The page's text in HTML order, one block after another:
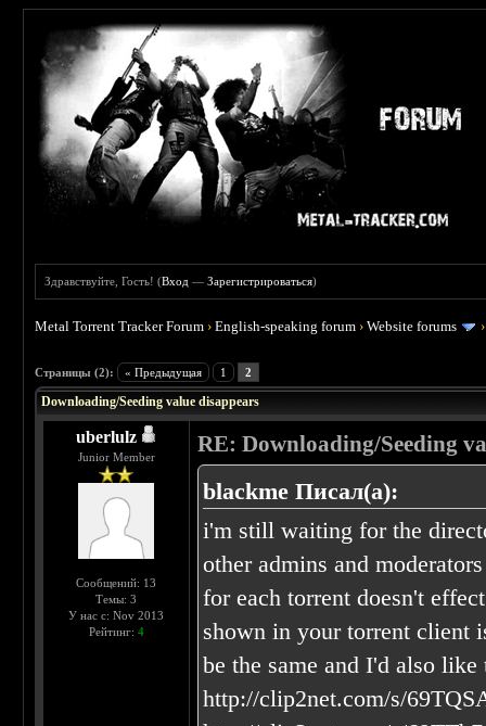
Здравствуйте, Гость! (Вход —Зарегистрироваться)
Metal Torrent Tracker Forum ›English-speaking forum ›Website forums
Страницы (2): « Предыдущая 1 2
Downloading/Seeding value disappears
uberlulz
Junior Member
Сообщений: 13
Темы: 3
У нас с: Nov 2013
Рейтинг: 4
RE: Downloading/Seeding
blackme Писал(а):
i'm still waiting for the
other admins and
for each torrent doesn't
shown in your torrent client
be the same and I'd also
http://clip2net.com/s/